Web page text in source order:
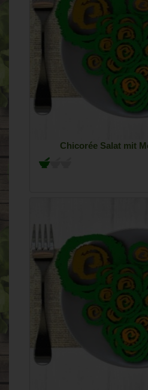
Chicorée Salat mit